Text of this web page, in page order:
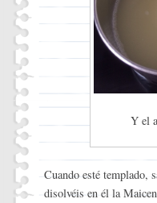
Y el
Cuando esté templado,
disolvéis en él la